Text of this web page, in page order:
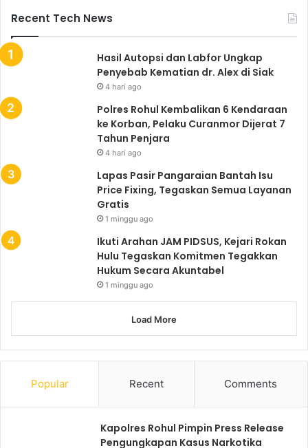
Recent Tech News
Hasil Autopsi dan Labfor Ungkap
Penyebab Kematian dr. Alex di Siak
4 hari ago
Polres Rohul Kembalikan 6 Kendaraan
ke Korban, Pelaku Curanmor Dijerat 7
Tahun Penjara
4 hari ago
Lapas Pasir Pangaraian Bantah Isu
Price Fixing, Tegaskan Semua Layanan
Gratis
1 minggu ago
Ikuti Arahan JAM PIDSUS, Kejari Rokan
Hulu Tegaskan Komitmen Tegakkan
Hukum Secara Akuntabel
1 minggu ago
Load More
Popular Recent Comments
Kapolres Rohul Pimpin Press Release
Pengungkapan Kasus Narkotika